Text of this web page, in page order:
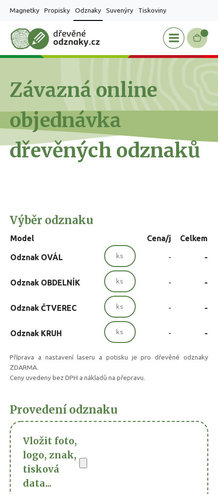
Magnetky Propisky Odznaky Suvenýry Tiskoviny
Závazná online
objednávka
dřevěných odznaků
Výběr odznaku
Model Cena/j Celkem
Odznak OVÁL - -
Odznak OBDELNÍK - -
Odznak ČTVEREC - -
Odznak KRUH - -
Příprava a nastavení laseru a potisku je pro dřevěné odznaky
ZDARMA.
Ceny uvedeny bez DPH a nákladů na přepravu.
Provedení odznaku
Vložit foto,
logo, znak,
tisková
data...